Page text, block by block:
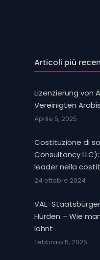
Articoli più
Lizenzierung von
Vereinigten
Aprile 5, 2025
Costituzione di
Consultancy
leader nella
24 ottobre 2024
VAE-
Hürden – Wie
lohnt
Febbraio 5, 2025